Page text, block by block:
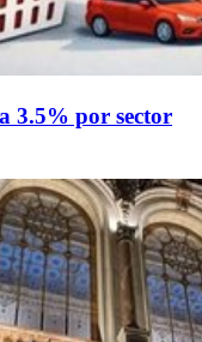
3.5% por sector